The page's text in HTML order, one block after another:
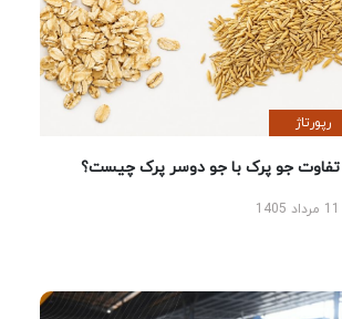
رپورتاژ
تفاوت جو پرک با جو دوسر پرک چیست؟